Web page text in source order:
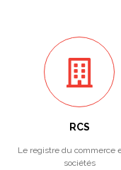
RCS
Le registre du commerce
sociétés